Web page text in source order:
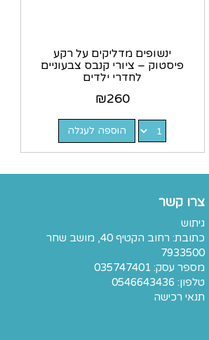
ינשופים מדליקים על רקע
פיסטוק – ציורי קנבס צבעוניים
לחדרי ילדים
₪260
הוספה לעגלה
צרו קשר
גיתוש
כתובת: רחוב הקטיף 40, מושב שחר
7933500
מספר עסק: 035747401
טלפון: 0546643436
תנאי רכישה